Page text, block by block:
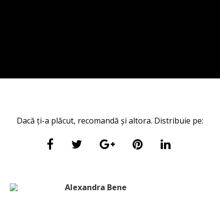
Dacă ți-a plăcut, recomandă și altora. Distribuie pe:
Alexandra Bene